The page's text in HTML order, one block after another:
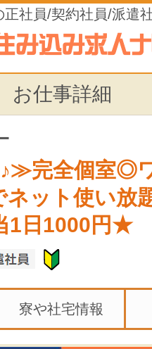
社員/契約社員/派遣
お仕事詳細
完全個室◎
ット使い放
1日1000円★
寮や社宅情報